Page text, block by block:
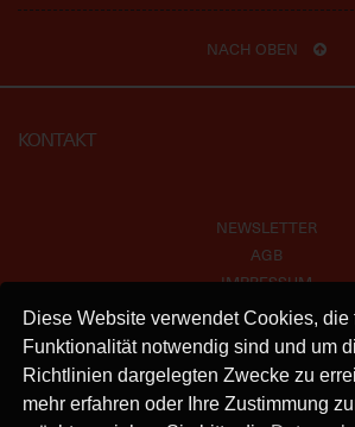
Diese Website verwendet Cookies, die
Funktionalität notwendig sind und um
Richtlinien dargelegten Zwecke zu
mehr erfahren oder Ihre Zustimmung
NACH OBEN
KONTAKT
NEWSLETTER
AGB
IMPRESSUM
VERSAND
KONTAKT
DATENSCHUTZ
INSTAGRAM